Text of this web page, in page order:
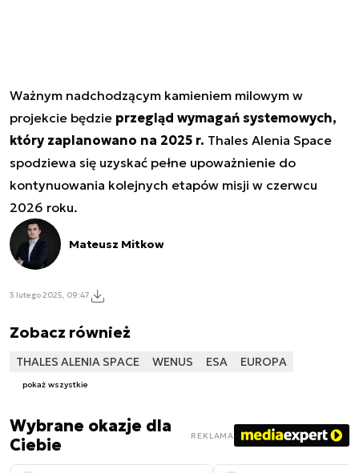
Ważnym nadchodzącym kamieniem milowym w
projekcie będzie przegląd wymagań systemowych,
który zaplanowano na 2025 r. Thales Alenia Space
spodziewa się uzyskać pełne upoważnienie do
kontynuowania kolejnych etapów misji w czerwcu
2026 roku.
Mateusz Mitkow
3 lutego 2025, 09:47
Zobacz również
THALES ALENIA SPACE WENUS ESA EUROPA
pokaż wszystkie
Wybrane okazje dla
Ciebie
REKLAMA